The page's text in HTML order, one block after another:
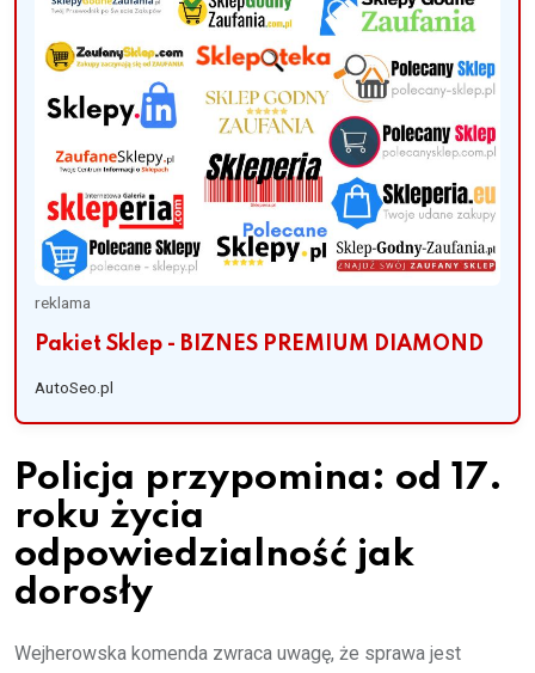
reklama
Pakiet Sklep - BIZNES PREMIUM DIAMOND
AutoSeo.pl
Policja przypomina: od 17.
roku życia
odpowiedzialność jak
dorosły
Wejherowska komenda zwraca uwagę, że sprawa jest